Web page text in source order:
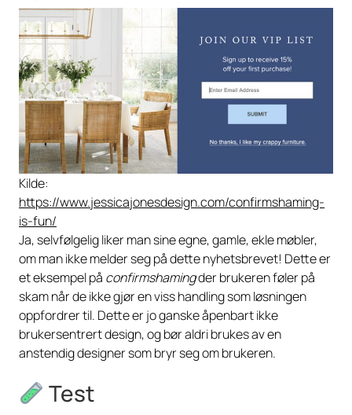
Kilde:
https://www.jessicajonesdesign.com/confirmshaming-
is-fun/
Ja, selvfølgelig liker man sine egne, gamle, ekle møbler,
om man ikke melder seg på dette nyhetsbrevet! Dette er
et eksempel på confirmshamingder brukeren føler på
skam når de ikke gjør en viss handling som løsningen
oppfordrer til. Dette er jo ganske åpenbart ikke
brukersentrert design, og bør aldri brukes av en
anstendig designer som bryr seg om brukeren.
Test